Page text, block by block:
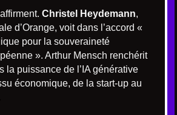
Christel Heydemann,
d’Orange, voit dans l’accord «
pour la souveraineté
». Arthur Mensch renchérit
la puissance de l’IA générative
économique, de la start-up au